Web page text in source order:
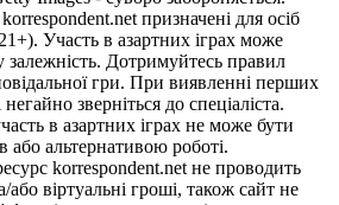
призначені для осіб
Участь в азартних іграх може
залежність. Дотримуйтесь правил
гри. При виявленні перших
зверніться до спеціаліста.
в азартних іграх не може бути
або альтернативою роботі.
korrespondent.net не проводить
або віртуальні гроші, також сайт не